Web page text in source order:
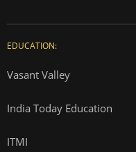
EDUCATION:
Vasant Valley
India Today Education
ITMI